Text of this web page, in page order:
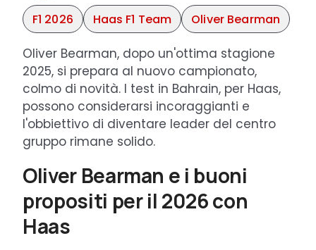
F1 2026
Haas F1 Team Oliver Bearman
Oliver Bearman, dopo un'ottima stagione
2025, si prepara al nuovo campionato,
colmo di novità. I test in Bahrain, per Haas,
possono considerarsi incoraggianti e
l'obbiettivo di diventare leader del centro
gruppo rimane solido.
Oliver Bearman e i buoni
propositi per il 2026 con
Haas